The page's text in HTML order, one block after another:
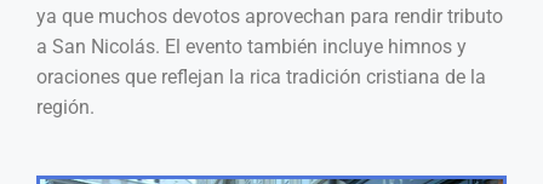
ya que muchos devotos aprovechan para rendir tributo
a San Nicolás. El evento también incluye himnos y
oraciones que reflejan la rica tradición cristiana de la
región.